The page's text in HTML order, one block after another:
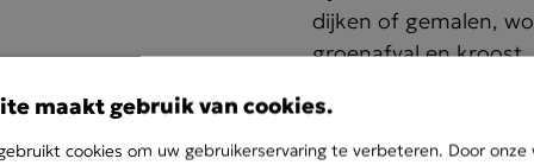
dijken of gemalen,
groenafval en
waterschap
materiaal daar in te
afvalverwerking of
maakt gebruik van cookies.
cookies om uw gebruikerservaring te verbeteren. Door